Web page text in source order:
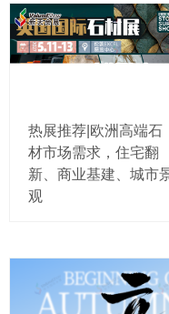
热展推荐|欧洲高端石
材市场需求，住宅翻
新、商业基建、城市
观